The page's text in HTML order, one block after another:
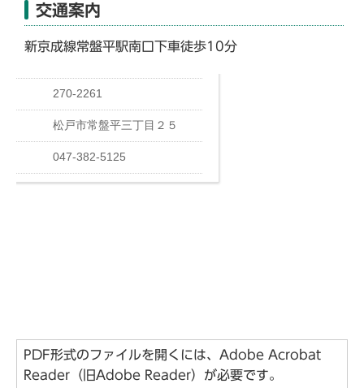
交通案内
新京成線常盤平駅南口下車徒歩10分
PDF形式のファイルを開くには、Adobe Acrobat
Reader（旧Adobe Reader）が必要です。